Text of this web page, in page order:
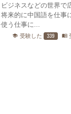
ジネスなどの世界で
将来的に中国語を仕事
う仕事に...
school 受験した 339 menu_book